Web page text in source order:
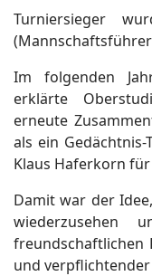
Turniersieger
Im folgenden
erklärte
erneute
als ein
Klaus Haferkorn
Damit war der
freundschaftlichen
und